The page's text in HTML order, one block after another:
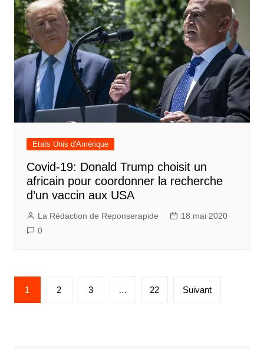
Etats Unis d'Amérique
Covid-19: Donald Trump choisit un
africain pour coordonner la recherche
d’un vaccin aux USA
La Rédaction de Reponserapide
18 mai 2020
0
Pagination
des
1 2 3 … 22 Suivant